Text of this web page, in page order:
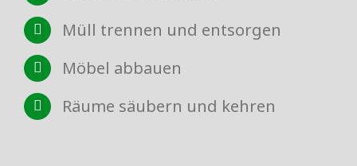
Müll trennen und entsorgen
Möbel abbauen
Räume säubern und kehren